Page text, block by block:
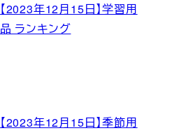
【2023年12月15日】学習用
品 ランキング
【2023年12月15日】季節用